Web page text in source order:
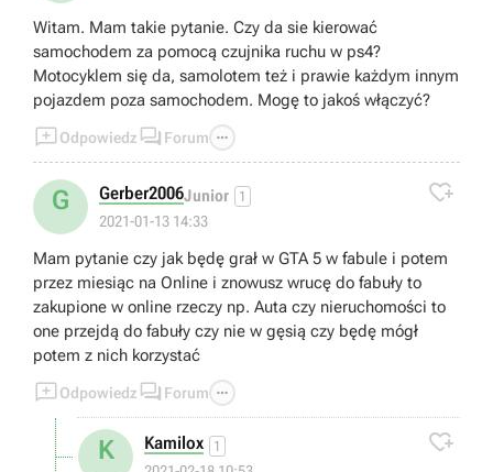
Witam. Mam takie pytanie. Czy da sie kierować
samochodem za pomocą czujnika ruchu w ps4?
Motocyklem się da, samolotem też i prawie każdym innym
pojazdem poza samochodem. Mogę to jakoś włączyć?
Odpowiedz  Forum 
G Gerber2006Junior 1
2021-01-13 14:33

Mam pytanie czy jak będę grał w GTA 5 w fabule i potem
przez miesiąc na Online i znowusz wrucę do fabuły to
zakupione w online rzeczy np. Auta czy nieruchomości to
one przejdą do fabuły czy nie w gęsią czy będę mógł
potem z nich korzystać
Odpowiedz  Forum 
K Kamilox 1 